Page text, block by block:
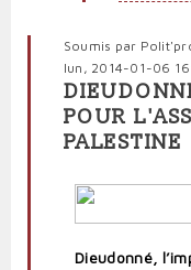
Soumis par
lun, 2014-01-06
POUR
PALESTINE
Dieudonné,